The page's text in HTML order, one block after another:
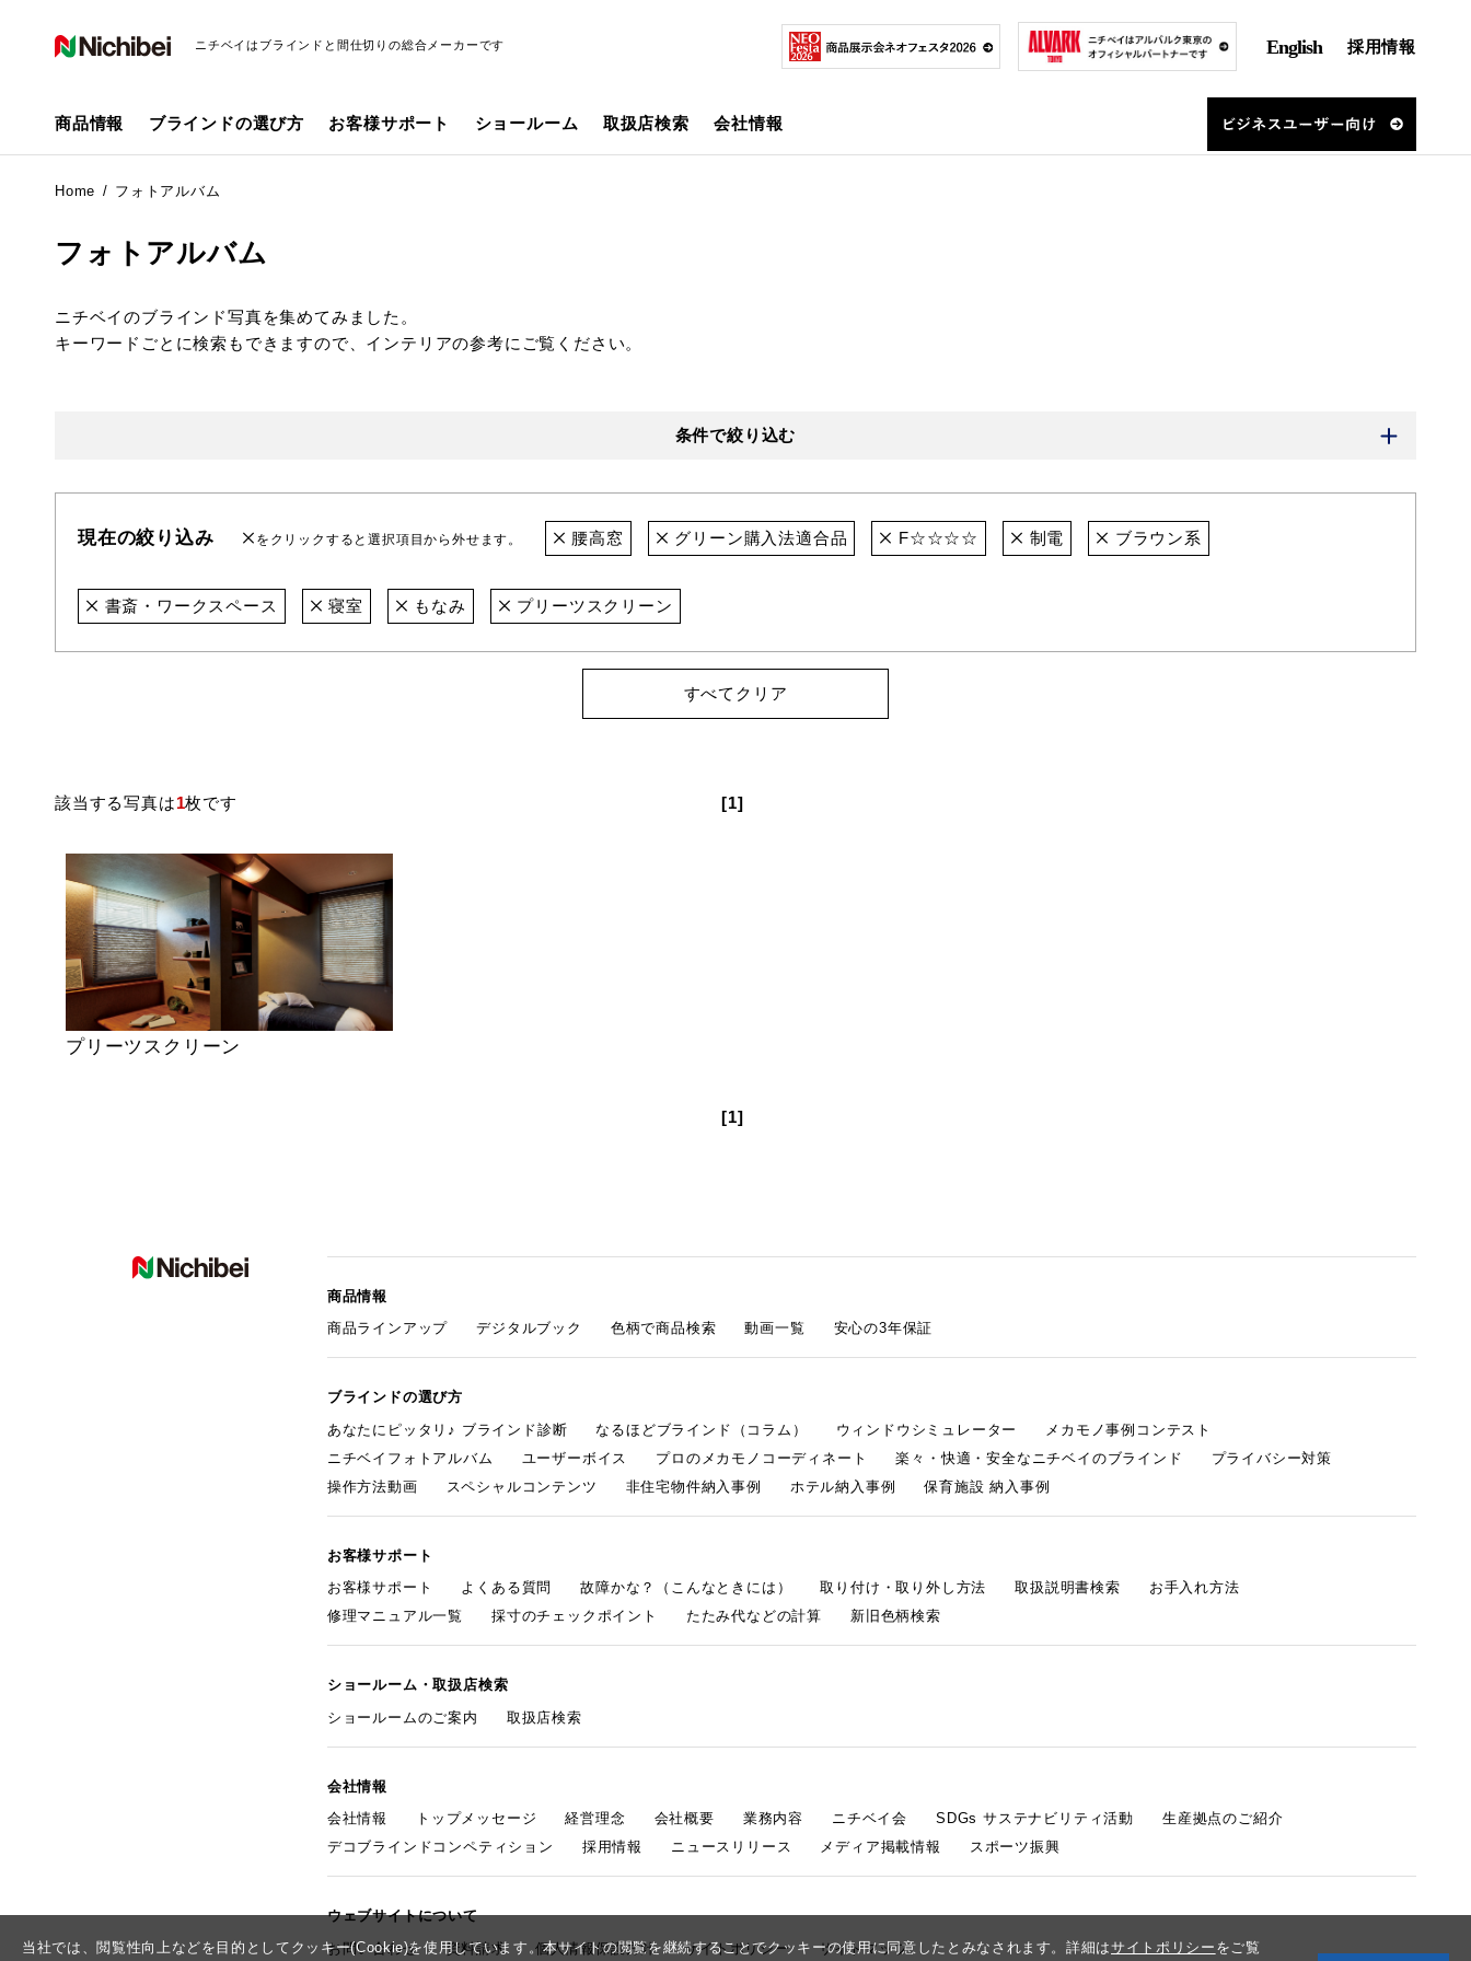
当社では、閲覧性向上などを目的としてクッキー(Cookie)を使用しています。本サイトの閲覧を継続することでクッキーの使用に同意したとみなされます。詳細はサイトポリシー をご覧
ニチベイはブラインドと間仕切りの総合メーカーです English 採用情報
商品情報 ブラインドの選び方 お客様サポート ショールーム 取扱店検索 会社情報
Home フォトアルバム
フォトアルバム
ニチベイのブラインド写真を集めてみました。
キーワードごとに検索もできますので、インテリアの参考にご覧ください。
条件で絞り込む
現在の絞り込み をクリックすると選択項目から外せます。 腰高窓 グリーン購入法適合品 F☆☆☆☆ 制電 ブラウン系
書斎・ワークスペース 寝室 もなみ プリーツスクリーン
すべてクリア
該当する写真は1枚です [1]
プリーツスクリーン
[1]
商品情報
商品ラインアップ
デジタルブック 色柄で商品検索 動画一覧 安心の3年保証
ブラインドの選び方
あなたにピッタリ♪ ブラインド診断
なるほどブラインド（コラム） ウィンドウシミュレーター
メカモノ事例コンテスト
ニチベイフォトアルバム
ユーザーボイス プロのメカモノコーディネート 楽々・快適・安全なニチベイのブラインド
プライバシー対策
操作方法動画
スペシャルコンテンツ 非住宅物件納入事例 ホテル納入事例 保育施設 納入事例
お客様サポート
お客様サポート
よくある質問 故障かな？（こんなときには） 取り付け・取り外し方法 取扱説明書検索
お手入れ方法
修理マニュアル一覧
採寸のチェックポイント たたみ代などの計算 新旧色柄検索
ショールーム・取扱店検索
ショールームのご案内
取扱店検索
会社情報
会社情報
トップメッセージ 経営理念 会社概要 業務内容 ニチベイ会 SDGs サステナビリティ活動
生産拠点のご紹介
デコブラインドコンペティション
採用情報 ニュースリリース メディア掲載情報 スポーツ振興
ウェブサイトについて
お問い合わせ
資料請求 個人情報保護方針 サイトポリシー サイトマップ